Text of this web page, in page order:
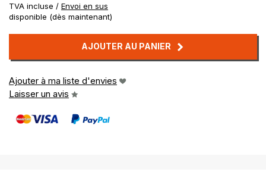
TVA incluse / Envoi en sus
disponible (dès maintenant)
AJOUTER AU PANIER
Ajouter à ma liste d'envies
Laisser un avis